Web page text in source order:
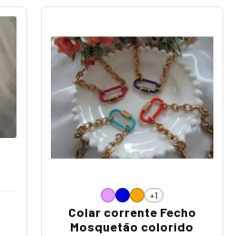
+1
Colar corrente Fecho
Mosquetão colorido